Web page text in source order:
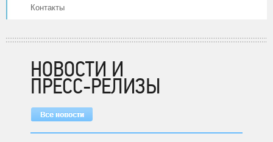
Контакты
НОВОСТИ И
ПРЕСС-РЕЛИЗЫ